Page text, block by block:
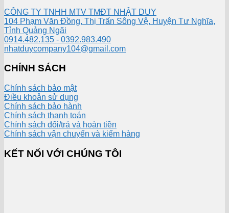
CÔNG TY TNHH MTV TMĐT NHẬT DUY
104 Phạm Văn Đồng, Thị Trấn Sông Vệ, Huyện Tư Nghĩa,
Tỉnh Quảng Ngãi
0914.482.135 - 0392.983.490
nhatduycompany104@gmail.com
CHÍNH SÁCH
Chính sách bảo mật
Điều khoản sử dụng
Chính sách bảo hành
Chính sách thanh toán
Chính sách đổi/trả và hoàn tiền
Chính sách vận chuyển và kiểm hàng
KẾT NỐI VỚI CHÚNG TÔI